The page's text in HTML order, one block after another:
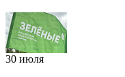
30 июля